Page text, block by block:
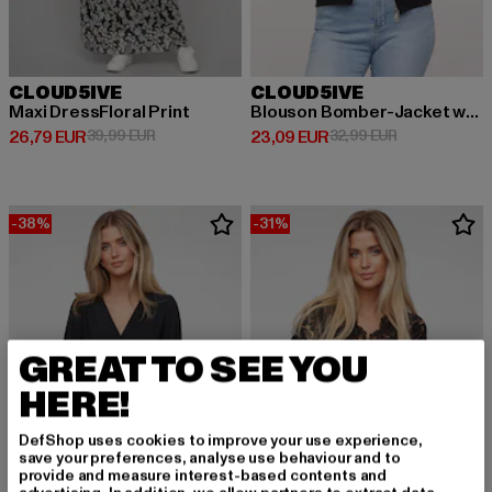
CLOUD5IVE
Maxi DressFloral Print
26,79 EUR
Derzeitiger Preis: 26,79 EUR
39,99 EURAktionspreis: 39,99 EUR
CLOUD5IVE
Blouson Bomber-Jacket with leo print
23,09 EUR
Derzeitiger Preis: 23,09 EUR
32,99 EURAktionspreis:
-38% -31%
GREAT TO SEE YOU
HERE!
DefShop uses cookies to improve your use experience,
save your preferences, analyse use behaviour and to
provide and measure interest-based contents and